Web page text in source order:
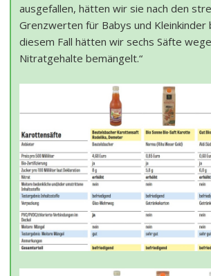
ausgefallen, hätten wir sie nach den
Grenzwerten für Babys und Kleinkinder
diesem Fall hätten wir sechs Säfte
Nitratgehalte bemängelt.“